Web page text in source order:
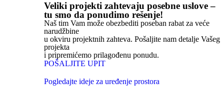
Veliki projekti zahtevaju posebne uslove –
tu smo da ponudimo rešenje!
Naš tim Vam može obezbediti poseban rabat za veće
narudžbine
u okviru projektnih zahteva. Pošaljite nam detalje Vašeg
projekta
i pripremićemo prilagođenu ponudu.
POŠALJITE UPIT
Pogledajte ideje za uređenje prostora